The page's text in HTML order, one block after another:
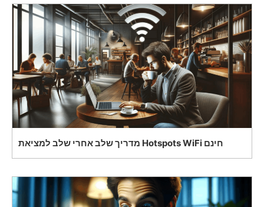
מדריך שלב אחרי שלב למציאת Hotspots WiFi חינם